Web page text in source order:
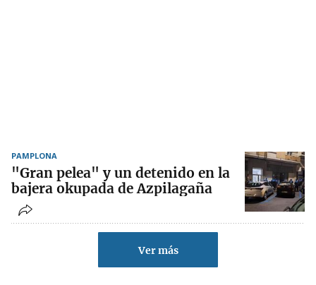
PAMPLONA
"Gran pelea" y un detenido en la
bajera okupada de Azpilagaña
Ver más